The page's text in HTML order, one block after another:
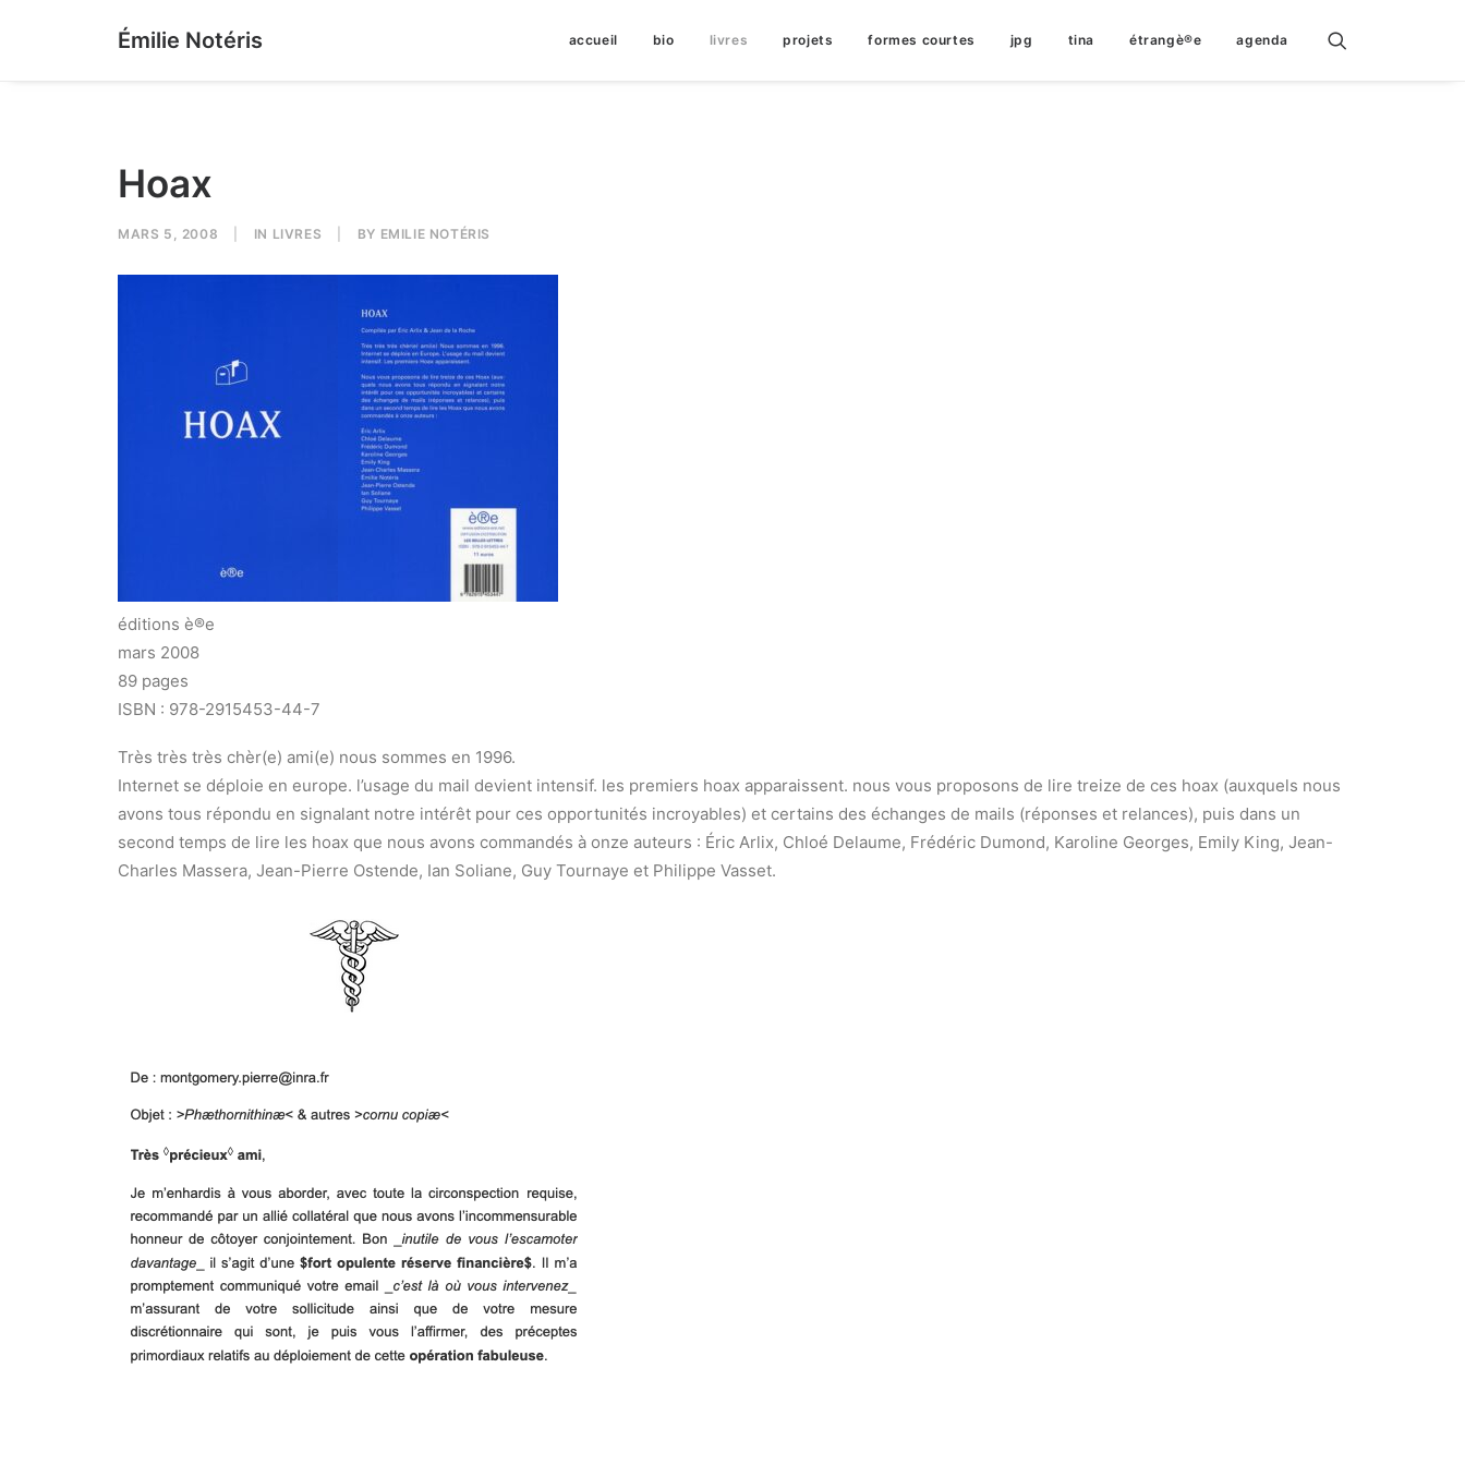
Émilie Notéris accueil bio livres projets formes courtes jpg tina étrangè®e agenda
Hoax
MARS 5, 2008 IN LIVRES BY EMILIE NOTÉRIS
éditions è®e
mars 2008
89 pages
ISBN : 978-2915453-44-7
Très très très chèr(e) ami(e) nous sommes en 1996.
Internet se déploie en europe. l’usage du mail devient intensif. les premiers hoax apparaissent. nous vous proposons de lire treize de ces hoax (auxquels nous
avons tous répondu en signalant notre intérêt pour ces opportunités incroyables) et certains des échanges de mails (réponses et relances), puis dans un
second temps de lire les hoax que nous avons commandés à onze auteurs : Éric Arlix, Chloé Delaume, Frédéric Dumond, Karoline Georges, Emily King, Jean-
Charles Massera, Jean-Pierre Ostende, Ian Soliane, Guy Tournaye et Philippe Vasset.